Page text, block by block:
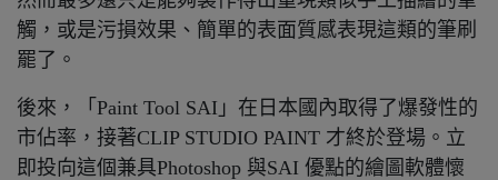
觸，或是污損效果、簡單的表面質感表現這類的筆刷
罷了。
後來，「Paint Tool SAI」在日本國內取得了爆發性的
市佔率，接著CLIP STUDIO PAINT 才終於登場。立
即投向這個兼具Photoshop 與SAI 優點的繪圖軟體懷